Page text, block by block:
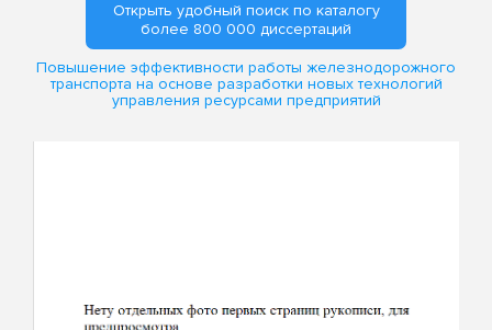
Открыть удобный поиск по каталогу
более 800 000 диссертаций
Повышение эффективности работы железнодорожного
транспорта на основе разработки новых технологий
управления ресурсами предприятий